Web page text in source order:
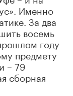
Именно
За два
восемь
году
предмету
– 79
сборная